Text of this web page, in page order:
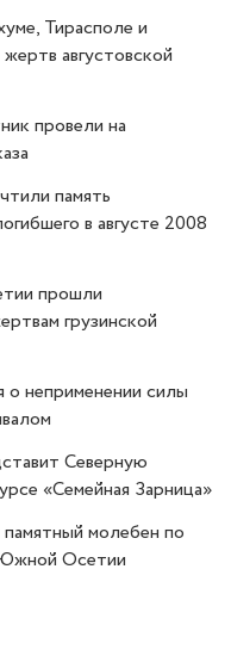
Тирасполе и
августовской
провели на
память
в августе 2008
прошли
грузинской
неприменении силы
Северную
«Семейная Зарница»
молебен по
Южной Осетии